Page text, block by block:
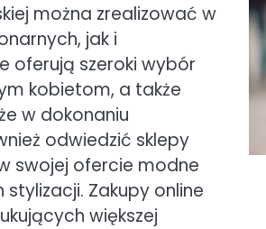
można zrealizować w
jak i
oferują szeroki wybór
kobietom, a także
w dokonaniu
odwiedzić sklepy
swojej ofercie modne
Zakupy online
większej